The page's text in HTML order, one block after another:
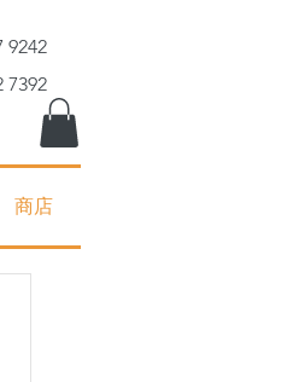
9242
7392
商店